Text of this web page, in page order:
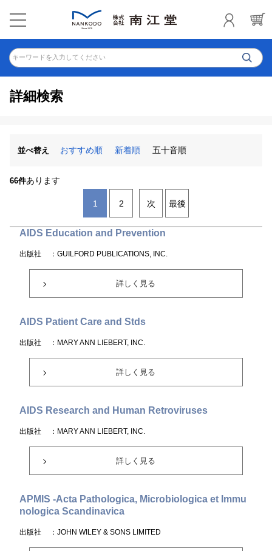
キーワードを入力してください
詳細検索
並べ替え おすすめ順 新着順 五十音順
66件あります
1 2 次 最後
AIDS Education and Prevention
出版社 ：GUILFORD PUBLICATIONS, INC.
詳しく見る
AIDS Patient Care and Stds
出版社 ：MARY ANN LIEBERT, INC.
詳しく見る
AIDS Research and Human Retroviruses
出版社 ：MARY ANN LIEBERT, INC.
詳しく見る
APMIS -Acta Pathologica, Microbiologica et Immu
nologica Scandinavica
出版社 ：JOHN WILEY & SONS LIMITED